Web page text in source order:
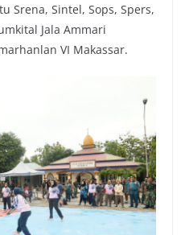
Srena, Sintel, Sops, Spers,
Jala Ammari
VI Makassar.